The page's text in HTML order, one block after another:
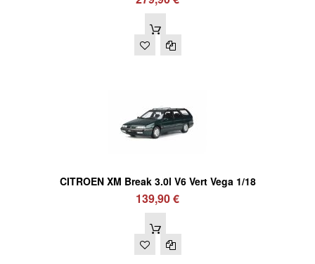
CITROEN XM Break 3.0l V6 Vert Vega 1/18
139,90 €